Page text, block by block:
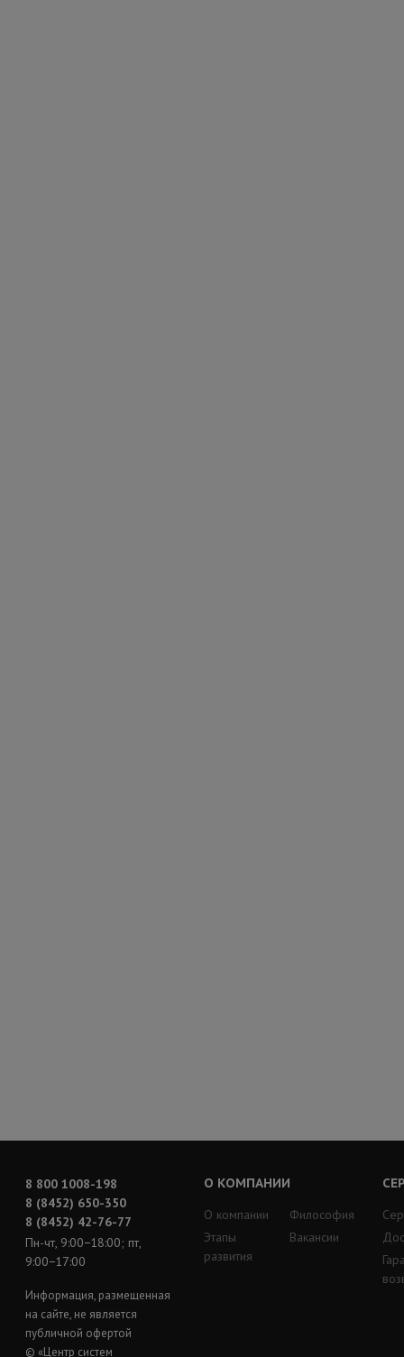
8 800 1008-198
8 (8452) 650-350
8 (8452) 42-76-77
Пн-чт, 9:00−18:00; пт,
9:00−17:00
Информация, размещенная
на сайте, не является
публичной офертой
© «Центр систем
О КОМПАНИИ
О компании
Этапы
развития
Философия
Вакансии